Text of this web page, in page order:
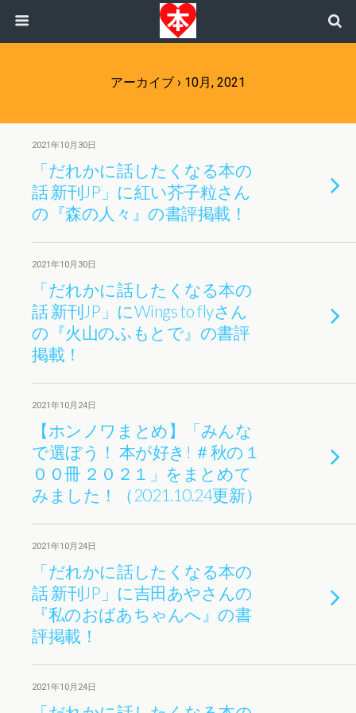
アーカイブ › 10月, 2021
2021年10月30日
「だれかに話したくなる本の
話 新刊JP」に紅い芥子粒さん
の『森の人々』の書評掲載！
2021年10月30日
「だれかに話したくなる本の
話 新刊JP」にWings to flyさん
の『火山のふもとで』の書評
掲載！
2021年10月24日
【ホンノワまとめ】「みんな
で選ぼう！ 本が好き! ＃秋の１
００冊 ２０２１」をまとめて
みました！（2021.10.24更新）
2021年10月24日
「だれかに話したくなる本の
話 新刊JP」に吉田あやさんの
『私のおばあちゃんへ』の書
評掲載！
2021年10月24日